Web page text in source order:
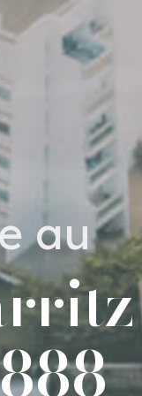
au